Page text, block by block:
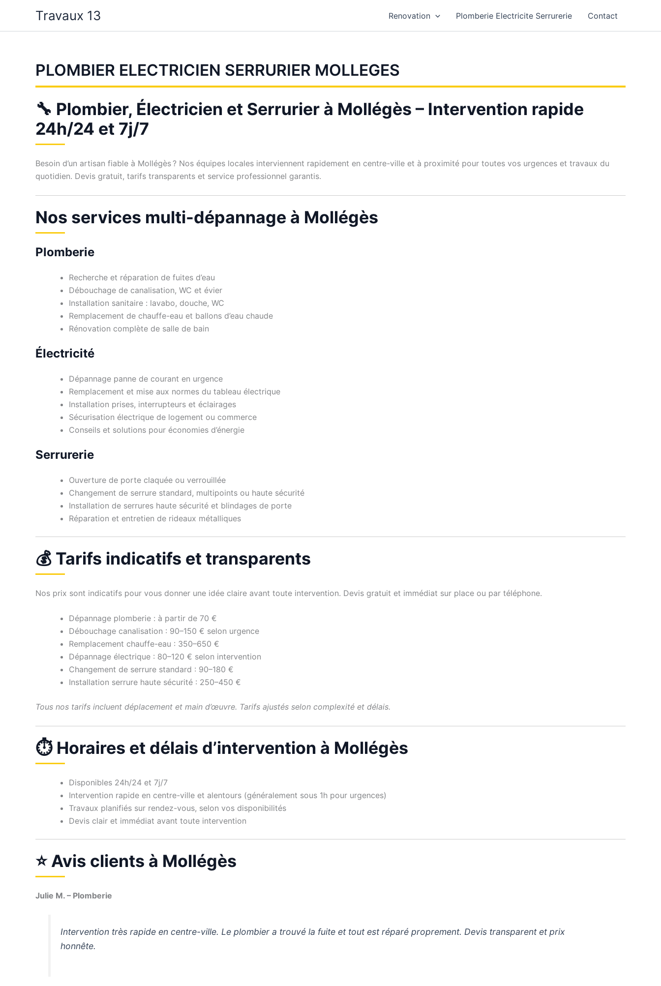
contenu
Travaux 13 Renovation Plomberie Electricite Serrurerie Contact
PLOMBIER ELECTRICIEN SERRURIER MOLLEGES
🔧 Plombier, Électricien et Serrurier à Mollégès – Intervention rapide
24h/24 et 7j/7
Besoin d’un artisan fiable à Mollégès ? Nos équipes locales interviennent rapidement en centre-ville et à proximité pour toutes vos urgences et travaux du
quotidien. Devis gratuit, tarifs transparents et service professionnel garantis.
Nos services multi-dépannage à Mollégès
Plomberie
Recherche et réparation de fuites d’eau
Débouchage de canalisation, WC et évier
Installation sanitaire : lavabo, douche, WC
Remplacement de chauffe-eau et ballons d’eau chaude
Rénovation complète de salle de bain
Électricité
Dépannage panne de courant en urgence
Remplacement et mise aux normes du tableau électrique
Installation prises, interrupteurs et éclairages
Sécurisation électrique de logement ou commerce
Conseils et solutions pour économies d’énergie
Serrurerie
Ouverture de porte claquée ou verrouillée
Changement de serrure standard, multipoints ou haute sécurité
Installation de serrures haute sécurité et blindages de porte
Réparation et entretien de rideaux métalliques
💰 Tarifs indicatifs et transparents
Nos prix sont indicatifs pour vous donner une idée claire avant toute intervention. Devis gratuit et immédiat sur place ou par téléphone.
Dépannage plomberie : à partir de 70 €
Débouchage canalisation : 90–150 € selon urgence
Remplacement chauffe-eau : 350–650 €
Dépannage électrique : 80–120 € selon intervention
Changement de serrure standard : 90–180 €
Installation serrure haute sécurité : 250–450 €
Tous nos tarifs incluent déplacement et main d’œuvre. Tarifs ajustés selon complexité et délais.
⏱ Horaires et délais d’intervention à Mollégès
Disponibles 24h/24 et 7j/7
Intervention rapide en centre-ville et alentours (généralement sous 1h pour urgences)
Travaux planifiés sur rendez-vous, selon vos disponibilités
Devis clair et immédiat avant toute intervention
⭐ Avis clients à Mollégès
Julie M. – Plomberie
Intervention très rapide en centre-ville. Le plombier a trouvé la fuite et tout est réparé proprement. Devis transparent et prix
honnête.